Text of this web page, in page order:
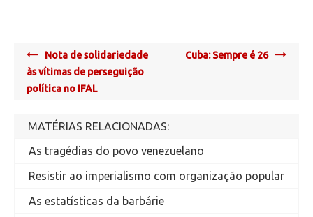
Post
navigation
Nota de solidariedade
às vítimas de perseguição
política no IFAL
Cuba: Sempre é 26
MATÉRIAS RELACIONADAS:
As tragédias do povo venezuelano
Resistir ao imperialismo com organização popular
As estatísticas da barbárie